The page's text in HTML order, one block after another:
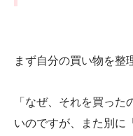
まず自分の買い物を整
「なぜ、それを買っ
いのですが、また別に